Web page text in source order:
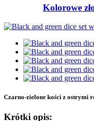
Kolorowe
Czarno-zielone kości z ostrymi
Krótki opis: